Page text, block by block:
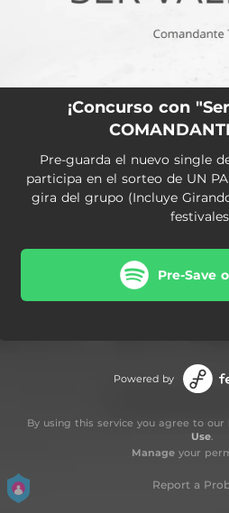
¡Concurso con
Pre-guarda el nuevo single
participa en el sorteo de UN
gira del grupo (Incluye
Pre-Save
Powered by
By using this service you agree to our
Use.
Manageyour
Report a